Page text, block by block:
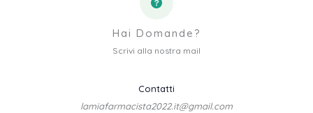
Hai Domande?
Scrivi alla nostra mail
Contatti
lamiafarmacista2022.it@gmail.com